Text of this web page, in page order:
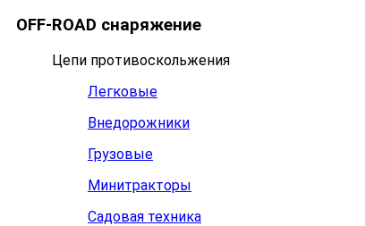
OFF-ROAD снаряжение
Цепи противоскольжения
Легковые
Внедорожники
Грузовые
Минитракторы
Садовая техника